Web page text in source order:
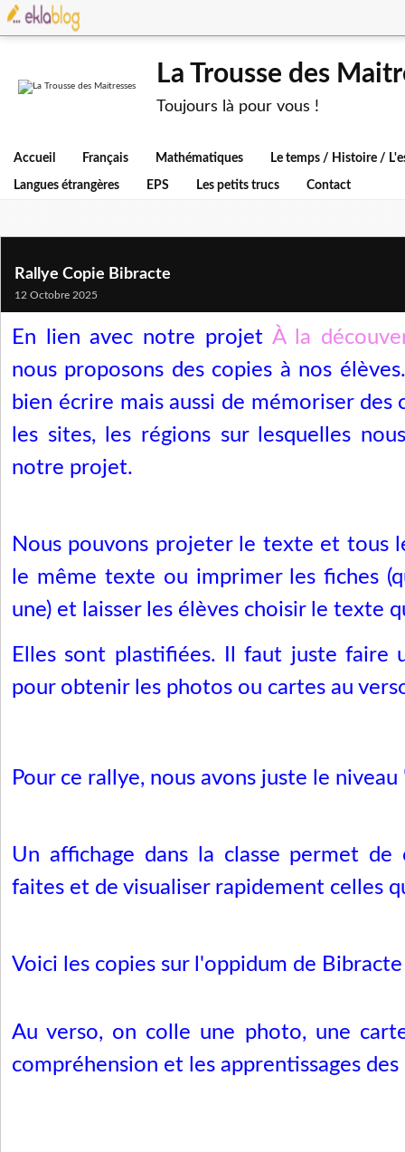
La Trousse des
Toujours là pour vous !
Accueil Français Mathématiques Le temps / Histoire /
Langues étrangères EPS Les petits trucs Contact
Rallye Copie Bibracte
12 Octobre 2025
En lien avec notre projet À la
nous proposons des copies à nos
bien écrire mais aussi de mémoriser des
les sites, les régions sur lesquelles
notre projet.
Nous pouvons projeter le texte et tous
le même texte ou imprimer les fiches
une) et laisser les élèves choisir le texte
Elles sont plastifiées. Il faut juste faire
pour obtenir les photos ou cartes au
Pour ce rallye, nous avons juste le
Un affichage dans la classe permet de
faites et de visualiser rapidement celles
Voici les copies sur l'oppidum de
Au verso, on colle une photo, une
compréhension et les apprentissages